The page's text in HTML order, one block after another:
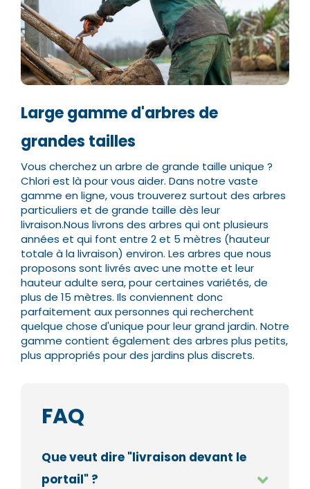
Large gamme d'arbres de
grandes tailles
Vous cherchez un arbre de grande taille unique ?
Chlori est là pour vous aider. Dans notre vaste
gamme en ligne, vous trouverez surtout des arbres
particuliers et de grande taille dès leur
livraison.Nous livrons des arbres qui ont plusieurs
années et qui font entre 2 et 5 mètres (hauteur
totale à la livraison) environ. Les arbres que nous
proposons sont livrés avec une motte et leur
hauteur adulte sera, pour certaines variétés, de
plus de 15 mètres. Ils conviennent donc
parfaitement aux personnes qui recherchent
quelque chose d'unique pour leur grand jardin. Notre
gamme contient également des arbres plus petits,
plus appropriés pour des jardins plus discrets.
FAQ
Que veut dire "livraison devant le
portail" ?